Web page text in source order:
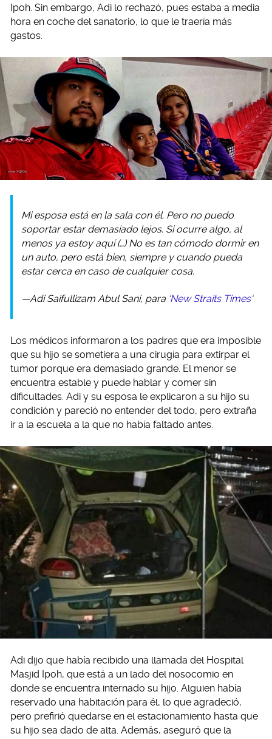
Ipoh. Sin embargo, Adi lo rechazó, pues estaba a media
hora en coche del sanatorio, lo que le traería más
gastos.
Mi esposa está en la sala con él. Pero no puedo
soportar estar demasiado lejos. Si ocurre algo, al
menos ya estoy aquí (…) No es tan cómodo dormir en
un auto, pero está bien, siempre y cuando pueda
estar cerca en caso de cualquier cosa.
—Adi Saifullizam Abul Sani, para ‘ New Straits Times‘
Los médicos informaron a los padres que era imposible
que su hijo se sometiera a una cirugía para extirpar el
tumor porque era demasiado grande. El menor se
encuentra estable y puede hablar y comer sin
dificultades. Adi y su esposa le explicaron a su hijo su
condición y pareció no entender del todo, pero extraña
ir a la escuela a la que no había faltado antes.
Adi dijo que había recibido una llamada del Hospital
Masjid Ipoh, que está a un lado del nosocomio en
donde se encuentra internado su hijo. Alguien había
reservado una habitación para él, lo que agradeció,
pero prefirió quedarse en el estacionamiento hasta que
su hijo sea dado de alta. Además, aseguró que la